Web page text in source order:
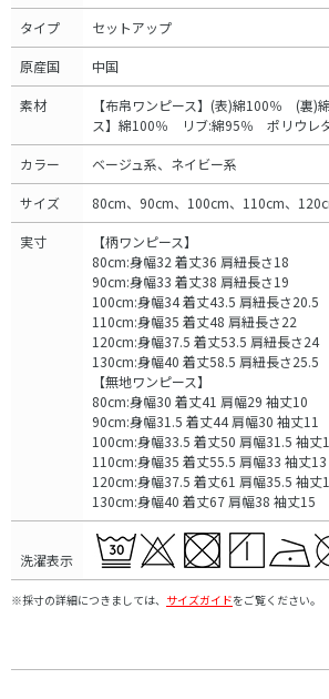
タイプ セットアップ
原産国 中国
素材
【布帛ワンピース】(表)綿100％ (裏
ス】綿100％ リブ:綿95％ ポリウレ
カラー ベージュ系、ネイビー系
サイズ 80cm、90cm、100cm、110cm、
実寸
【柄ワンピース】
80cm:身幅32 着丈36 肩紐長さ18
90cm:身幅33 着丈38 肩紐長さ19
100cm:身幅34 着丈43.5 肩紐長さ20.5
110cm:身幅35 着丈48 肩紐長さ22
120cm:身幅37.5 着丈53.5 肩紐長さ24
130cm:身幅40 着丈58.5 肩紐長さ25.5
【無地ワンピース】
80cm:身幅30 着丈41 肩幅29 袖丈10
90cm:身幅31.5 着丈44 肩幅30 袖丈11
100cm:身幅33.5 着丈50 肩幅31.5 袖丈
110cm:身幅35 着丈55.5 肩幅33 袖丈13
120cm:身幅37.5 着丈61 肩幅35.5 袖丈
130cm:身幅40 着丈67 肩幅38 袖丈15
洗濯表示
※採寸の詳細につきましては、 サイズガイドをご覧ください。